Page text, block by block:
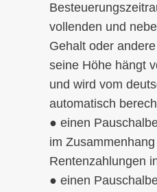
vollenden und
Gehalt oder
seine Höhe hängt
und wird vom
automatisch
● einen
im
Rentenzahlungen
● einen